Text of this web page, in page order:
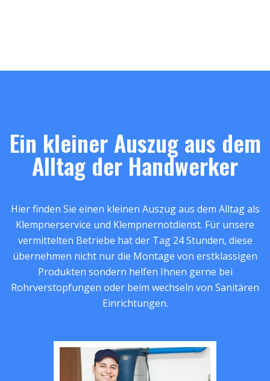
Ein kleiner Auszug aus dem
Alltag der Handwerker
Hier finden Sie einen kleinen Auszug aus dem Alltag als
Klempnerservice und Klempnernotdienst. Für unsere
vermittelten Betriebe hat der Tag 24 Stunden, diese
übernehmen nicht nur die Montage von erstklassigen
Produkten sondern helfen Ihnen gerne bei
Rohrverstopfungen oder beim wechseln von Sanitären
Einrichtungen.